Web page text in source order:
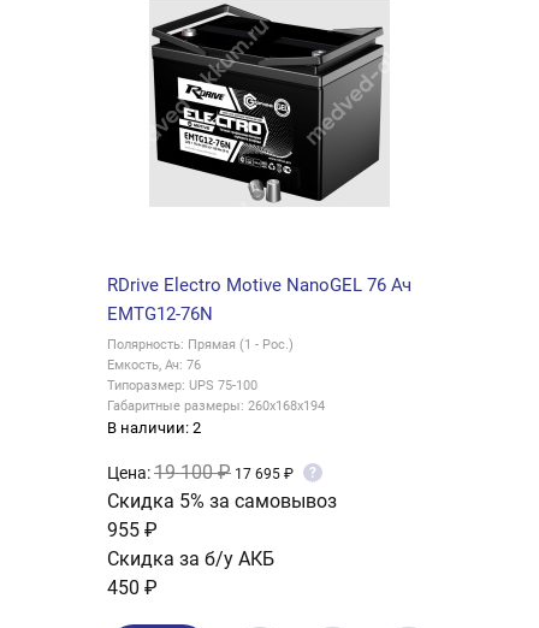
RDrive Electro Motive NanoGEL 76 Ач
EMTG12-76N
Полярность: Прямая (1 - Рос.)
Емкость, Ач: 76
Типоразмер: UPS 75-100
Габаритные размеры: 260x168x194
В наличии: 2
Цена:19 100 ₽ 17 695 ₽ ?
Скидка 5% за самовывоз
955 ₽
Скидка за б/у АКБ
450 ₽